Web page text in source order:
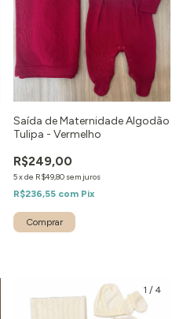
Saída de Maternidade Algodão
Tulipa - Vermelho
R$249,00
5xde R$49,80 sem juros
R$236,55 com Pix
Comprar
1 / 4